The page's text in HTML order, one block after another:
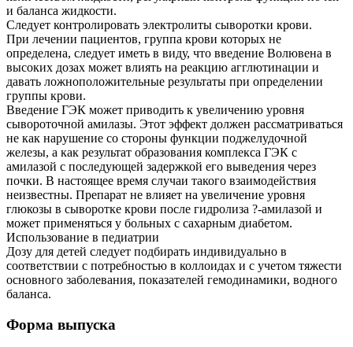
и баланса жидкости.
Следует контролировать электролиты сыворотки крови.
При лечении пациентов, группа крови которых не
определена, следует иметь в виду, что введение Волювена в
высоких дозах может влиять на реакцию агглютинации и
давать ложноположительные результаты при определении
группы крови.
Введение ГЭК может приводить к увеличению уровня
сывороточной амилазы. Этот эффект должен рассматриваться
не как нарушение со стороны функции поджелудочной
железы, а как результат образования комплекса ГЭК с
амилазой с последующей задержкой его выведения через
почки. В настоящее время случаи такого взаимодействия
неизвестны. Препарат не влияет на увеличение уровня
глюкозы в сыворотке крови после гидролиза ?-амилазой и
может применяться у больных с сахарным диабетом.
Использование в педиатрии
Дозу для детей следует подбирать индивидуально в
соответствии с потребностью в коллоидах и с учетом тяжести
основного заболевания, показателей гемодинамики, водного
баланса.
Форма выпуска